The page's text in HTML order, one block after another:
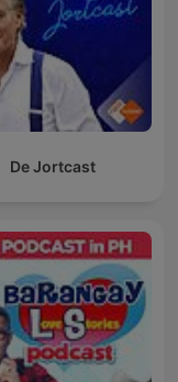
De Jortcast